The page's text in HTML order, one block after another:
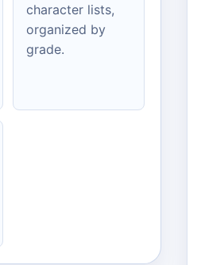
character lists,
organized by
grade.